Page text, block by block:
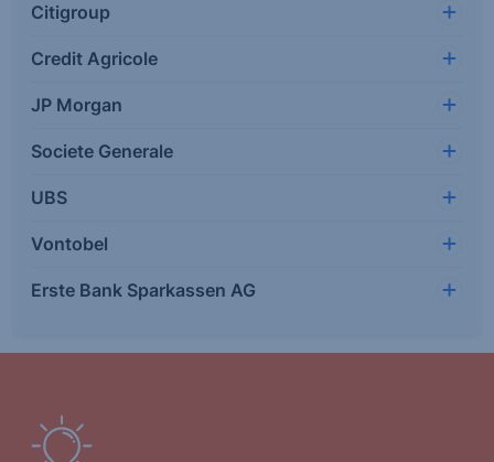
Citigroup
Credit Agricole
JP Morgan
Societe Generale
UBS
Vontobel
Erste Bank Sparkassen AG